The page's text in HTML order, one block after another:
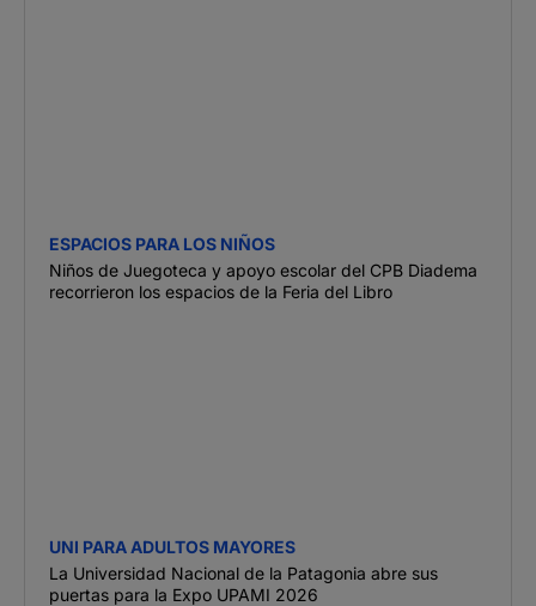
ESPACIOS PARA LOS NIÑOS
Niños de Juegoteca y apoyo escolar del CPB Diadema
recorrieron los espacios de la Feria del Libro
UNI PARA ADULTOS MAYORES
La Universidad Nacional de la Patagonia abre sus
puertas para la Expo UPAMI 2026